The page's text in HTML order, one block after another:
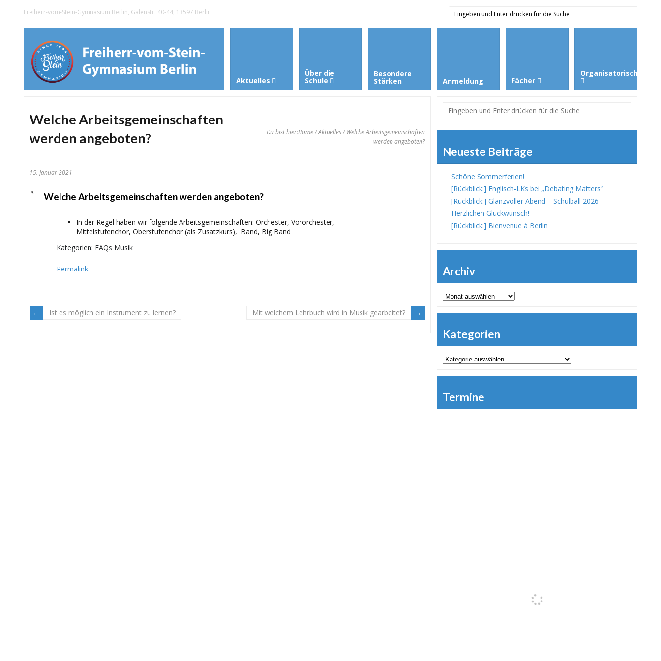
Freiherr-vom-Stein-Gymnasium Berlin, Galenstr. 40-44, 13597 Berlin
Aktuelles
Über die
Schule
Besondere
Stärken Anmeldung Fächer
Organisatorisches
Welche Arbeitsgemeinschaften
werden angeboten?
Du bist hier:Home/Aktuelles/ Welche Arbeitsgemeinschaften
werden angeboten?
15. Januar 2021
A Welche Arbeitsgemeinschaften werden angeboten?
In der Regel haben wir folgende Arbeitsgemeinschaften: Orchester, Vororchester,
Mittelstufenchor, Oberstufenchor (als Zusatzkurs), Band, Big Band
Kategorien: FAQs Musik
Permalink
Ist es möglich ein Instrument zu lernen? Mit welchem Lehrbuch wird in Musik gearbeitet?
Neueste Beiträge
Schöne Sommerferien!
[Rückblick:] Englisch-LKs bei „Debating Matters“
[Rückblick:] Glanzvoller Abend – Schulball 2026
Herzlichen Glückwunsch!
[Rückblick:] Bienvenue à Berlin
Archiv
Archiv
Kategorien
Kategorien
Termine